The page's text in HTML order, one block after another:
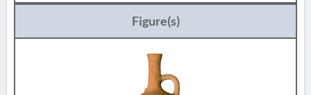
Figure(s)